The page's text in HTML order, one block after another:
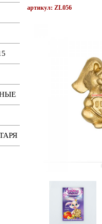
артикул: ZL056